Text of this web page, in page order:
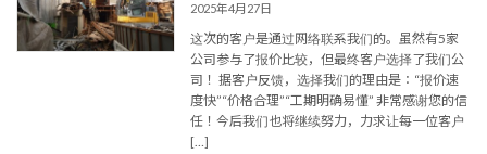
2025年4月27日
这次的客户是通过网络联系我们的。虽然有5家
公司参与了报价比较，但最终客户选择了我们公
司！ 据客户反馈，选择我们的理由是：“报价速
度快”“价格合理”“工期明确易懂” 非常感谢您的信
任！今后我们也将继续努力，力求让每一位客户
[…]